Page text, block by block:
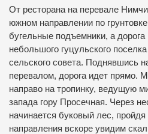
От ресторана на перевале
южном направлении по
бугельные подъемники, а
небольшого гуцульского
сельского совета. Поднявшись
перевалом, дорога идет прямо.
направо на тропинку, ведущую
запада гору Просечная. Через
начинается буковый лес,
направления вскоре увидим